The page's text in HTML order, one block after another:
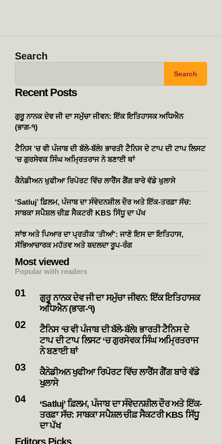
Search
Search
Recent Posts
ਗੁਰੂ ਨਾਨਕ ਦੇਵ ਜੀ ਦਾ ਸਮੁੱਚਾ ਜੀਵਨ: ਇੱਕ ਇਤਿਹਾਸਕ ਅਧਿਐਨ
(ਭਾਗ-੧)
ਟੈਨਿਸ ‘ਚ ਵੀ ਪੰਜਾਬ ਦੀ ਬੱਲੇ-ਬੱਲੇ! ਭਾਰਤੀ ਟੈਨਿਸ ਦੇ ਟਾਪ ਦੀ ਟਾਪ ਲਿਸਟ
‘ਚ ਗੁਰਸੇਵਕ ਸਿੰਘ ਅਮ੍ਰਿਤਰਾਜ ਨੇ ਬਣਾਈ ਥਾਂ
ਕੈਨੇਡੀਅਨ ਖੁਫੀਆ ਰਿਪੋਰਟ ਵਿੱਚ ਲਾਰੈਂਸ ਗੈਂਗ ਬਾਰੇ ਵੱਡੇ ਖੁਲਾਸੇ
‘Satluj’ ਫ਼ਿਲਮ, ਪੰਜਾਬ ਦਾ ਸੰਵੇਦਨਸ਼ੀਲ ਦੌਰ ਅਤੇ ਇੱਕ-ਤਰਫ਼ਾ ਸੱਚ:
ਸਾਬਕਾ ਸਪੈਸ਼ਲ ਚੀਫ਼ ਸੈਕਟਰੀ KBS ਸਿੱਧੂ ਦਾ ਪੱਖ
ਸਾਂਝ ਅਤੇ ਪਿਆਰ ਦਾ ਪ੍ਰਤੀਕ ‘ਤੀਆਂ’: ਜਾਣੋ ਇਸ ਦਾ ਇਤਿਹਾਸ,
ਸੱਭਿਆਚਾਰਕ ਮਹੱਤਵ ਅਤੇ ਬਦਲਦਾ ਰੂਪ-ਰੰਗ
Most viewed
Popular with readers
ਗੁਰੂ ਨਾਨਕ ਦੇਵ ਜੀ ਦਾ ਸਮੁੱਚਾ ਜੀਵਨ: ਇੱਕ ਇਤਿਹਾਸਕ
ਅਧਿਐਨ (ਭਾਗ-੧)
ਟੈਨਿਸ ‘ਚ ਵੀ ਪੰਜਾਬ ਦੀ ਬੱਲੇ-ਬੱਲੇ! ਭਾਰਤੀ ਟੈਨਿਸ ਦੇ
ਟਾਪ ਦੀ ਟਾਪ ਲਿਸਟ ‘ਚ ਗੁਰਸੇਵਕ ਸਿੰਘ ਅਮ੍ਰਿਤਰਾਜ
ਨੇ ਬਣਾਈ ਥਾਂ
ਕੈਨੇਡੀਅਨ ਖੁਫੀਆ ਰਿਪੋਰਟ ਵਿੱਚ ਲਾਰੈਂਸ ਗੈਂਗ ਬਾਰੇ ਵੱਡੇ
ਖੁਲਾਸੇ
‘Satluj’ ਫ਼ਿਲਮ, ਪੰਜਾਬ ਦਾ ਸੰਵੇਦਨਸ਼ੀਲ ਦੌਰ ਅਤੇ ਇੱਕ-
ਤਰਫ਼ਾ ਸੱਚ: ਸਾਬਕਾ ਸਪੈਸ਼ਲ ਚੀਫ਼ ਸੈਕਟਰੀ KBS ਸਿੱਧੂ
ਦਾ ਪੱਖ
Editors Picks